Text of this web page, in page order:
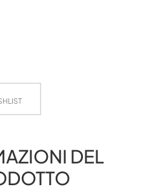
DEL